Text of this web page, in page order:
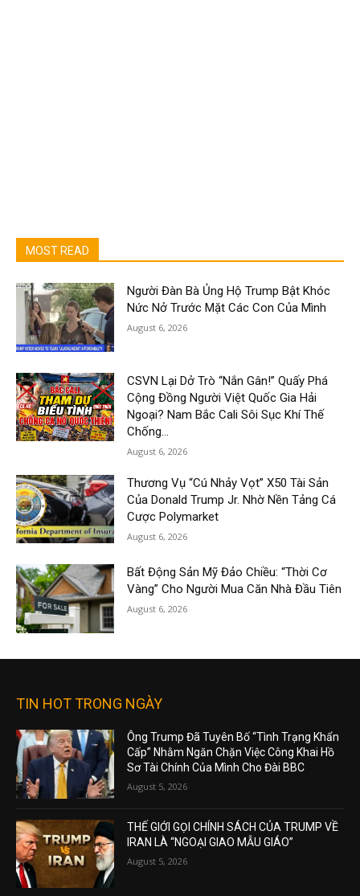
MOST READ
Người Đàn Bà Ủng Hộ Trump Bật Khóc
Nức Nở Trước Mặt Các Con Của Mình
August 6, 2026
CSVN Lại Dở Trò “Nắn Gân!” Quấy Phá
Cộng Đồng Người Việt Quốc Gia Hải
Ngoại? Nam Bắc Cali Sôi Sục Khí Thế
Chống...
August 6, 2026
Thương Vụ “Cú Nhảy Vọt” X50 Tài Sản
Của Donald Trump Jr. Nhờ Nền Tảng Cá
Cược Polymarket
August 6, 2026
Bất Động Sản Mỹ Đảo Chiều: “Thời Cơ
Vàng” Cho Người Mua Căn Nhà Đầu Tiên
August 6, 2026
TIN HOT TRONG NGÀY
Ông Trump Đã Tuyên Bố “Tình Trạng Khẩn
Cấp” Nhằm Ngăn Chặn Việc Công Khai Hồ
Sơ Tài Chính Của Mình Cho Đài BBC
August 5, 2026
THẾ GIỚI GỌI CHÍNH SÁCH CỦA TRUMP VỀ
IRAN LÀ “NGOẠI GIAO MẪU GIÁO”
August 5, 2026